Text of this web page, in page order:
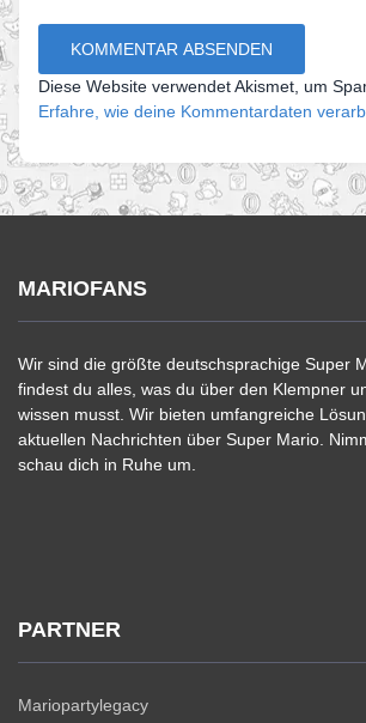
Diese Website verwendet Akismet, um
Erfahre, wie deine Kommentardaten
MARIOFANS
Wir sind die größte deutschsprachige Super
findest du alles, was du über den Klempner
wissen musst. Wir bieten umfangreiche
aktuellen Nachrichten über Super Mario.
schau dich in Ruhe um.
PARTNER
Mariopartylegacy